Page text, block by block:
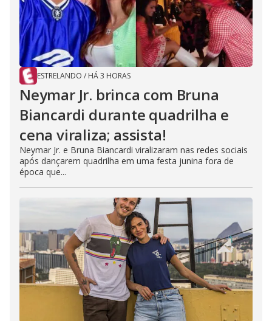
ESTRELANDO / HÁ 3 HORAS
Neymar Jr. brinca com Bruna
Biancardi durante quadrilha e
cena viraliza; assista!
Neymar Jr. e Bruna Biancardi viralizaram nas redes sociais
após dançarem quadrilha em uma festa junina fora de
época que...